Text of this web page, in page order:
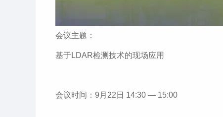
会议主题：
基于LDAR检测技术的现场应用
会议时间：9月22日 14:30 — 15:00